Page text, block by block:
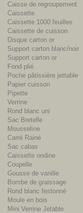
Caisse de regroupement
Caissette
Caissette 1000 feuilles
Caissette de cuisson
Disque carton or
Support carton blanc/noir
Support carton or
Fond plié
Poche pâtissière jettable
Papier cuisson
Pipette
Verrine
Rond blanc uni
Sac Bretelle
Mousseline
Carré Rainé
Sac cabas
Caissette ondine
Coupelle
Gousse de vanille
Bombe de graissage
Rond blanc festonné
Moule en bois
Mini Verrine Jetable